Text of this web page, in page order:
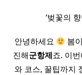
‘벚꽃의
안녕하세요
봄
진해군항제죠. 이
와 코스, 꿀팁까지